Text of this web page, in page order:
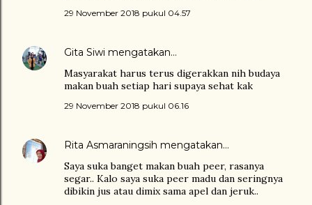
29 November 2018 pukul 04.57
Gita Siwi mengatakan…
Masyarakat harus terus digerakkan nih budaya
makan buah setiap hari supaya sehat kak
29 November 2018 pukul 06.16
Rita Asmaraningsih mengatakan…
Saya suka banget makan buah peer, rasanya
segar.. Kalo saya suka peer madu dan seringnya
dibikin jus atau dimix sama apel dan jeruk..